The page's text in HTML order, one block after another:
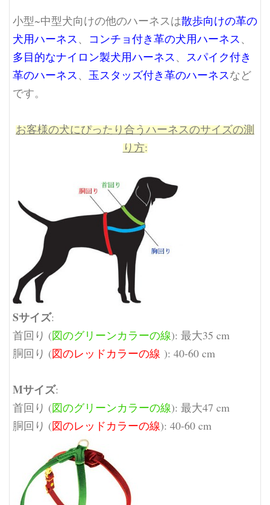
小型~中型犬向けの他のハーネスは散歩向けの革の
犬用ハーネス 、 コンチョ付き革の犬用ハーネス 、
多目的なナイロン製犬用ハーネス 、
スパイク付き
革のハーネス 、 玉スタッズ付き革のハーネスなど
です。
お客様の犬にぴったり合うハーネスのサイズの測
り方:
Sサイズ:
首回り (図のグリーンカラーの線): 最大35 cm
胴回り (図のレッドカラーの線 ): 40-60 cm
Mサイズ:
首回り (図のグリーンカラーの線): 最大47 cm
胴回り (図のレッドカラーの線): 40-60 cm